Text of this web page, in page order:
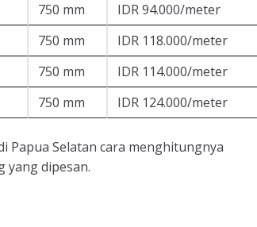
750 mm
IDR 94.000/meter
750 mm
IDR 118.000/meter
750 mm
IDR 114.000/meter
750 mm IDR 124.000/meter
Papua Selatan cara menghitungnya
yang dipesan.